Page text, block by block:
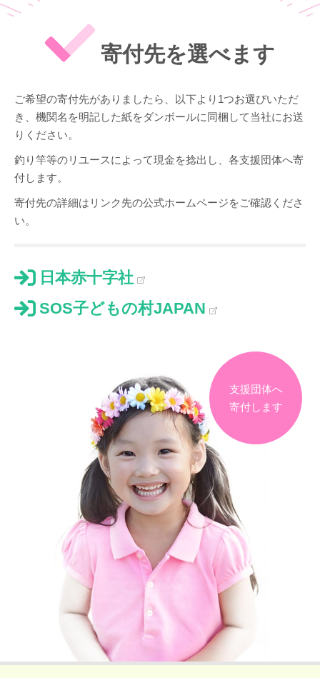
寄付先を選べます
ご希望の寄付先がありましたら、以下より1つお選びいただ
き、機関名を明記した紙をダンボールに同梱して当社にお送
りください。
釣り竿等のリユースによって現金を捻出し、各支援団体へ寄
付します。
寄付先の詳細はリンク先の公式ホームページをご確認くださ
い。
日本赤十字社
SOS子どもの村JAPAN
支援団体へ
寄付します